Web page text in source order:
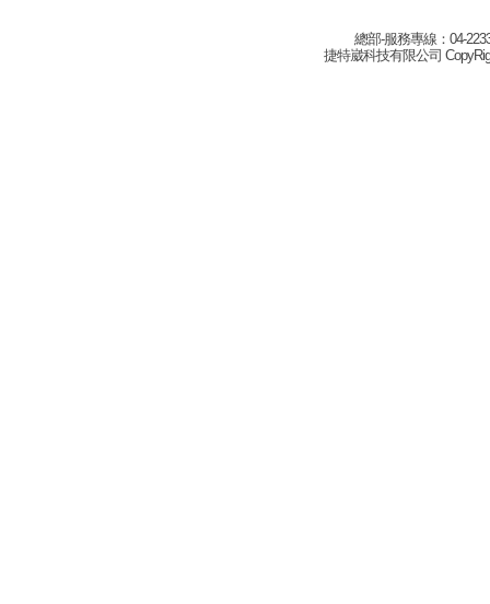
總部-服務專線：04-
捷特崴科技有限公司